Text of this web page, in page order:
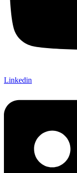
Linkedin